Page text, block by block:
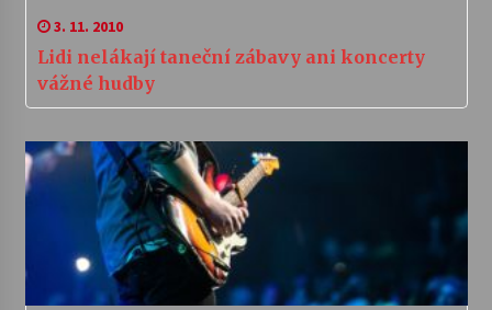
3. 11. 2010
Lidi nelákají taneční zábavy ani koncerty
vážné hudby